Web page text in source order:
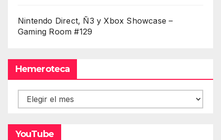
Nintendo Direct, Ñ3 y Xbox Showcase –
Gaming Room #129
Hemeroteca
Hemeroteca
YouTube